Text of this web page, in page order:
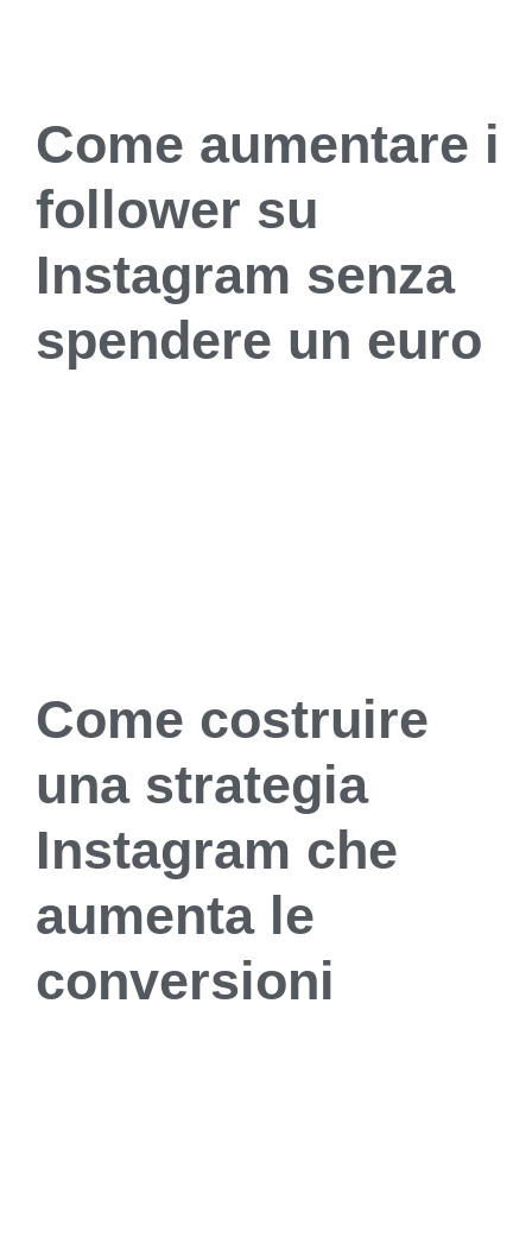
Come aumentare i
follower su
Instagram senza
spendere un euro
Come costruire
una strategia
Instagram che
aumenta le
conversioni